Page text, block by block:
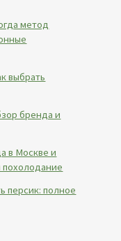
метод
выбрать
бренда и
в Москве и
персик: полное